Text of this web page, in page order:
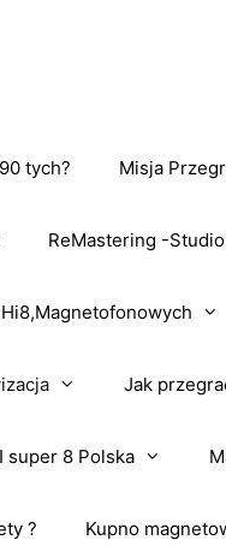
tych? Misja
ReMastering -
Jak
super 8 Polska
? Kupno